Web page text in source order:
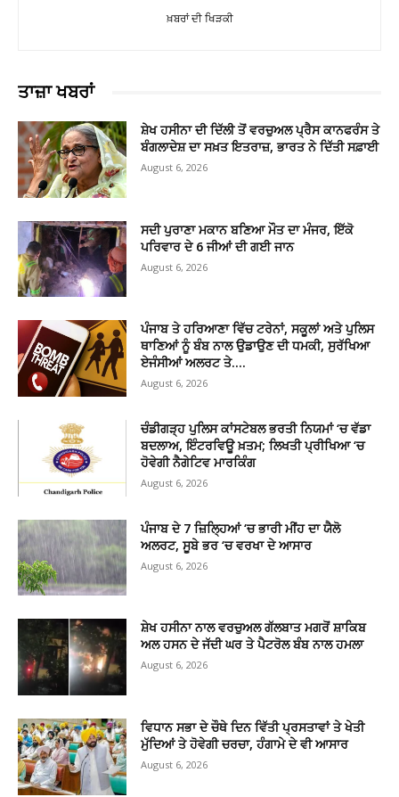
ਖ਼ਬਰਾਂ ਦੀ ਖਿੜਕੀ
ਤਾਜ਼ਾ ਖਬਰਾਂ
ਸ਼ੇਖ ਹਸੀਨਾ ਦੀ ਦਿੱਲੀ ਤੋਂ ਵਰਚੁਅਲ ਪ੍ਰੈਸ ਕਾਨਫਰੰਸ ਤੇ
ਬੰਗਲਾਦੇਸ਼ ਦਾ ਸਖ਼ਤ ਇਤਰਾਜ਼, ਭਾਰਤ ਨੇ ਦਿੱਤੀ ਸਫ਼ਾਈ
August 6, 2026
ਸਦੀ ਪੁਰਾਣਾ ਮਕਾਨ ਬਣਿਆ ਮੌਤ ਦਾ ਮੰਜਰ, ਇੱਕੋ
ਪਰਿਵਾਰ ਦੇ 6 ਜੀਆਂ ਦੀ ਗਈ ਜਾਨ
August 6, 2026
ਪੰਜਾਬ ਤੇ ਹਰਿਆਣਾ ਵਿੱਚ ਟਰੇਨਾਂ, ਸਕੂਲਾਂ ਅਤੇ ਪੁਲਿਸ
ਥਾਣਿਆਂ ਨੂੰ ਬੰਬ ਨਾਲ ਉਡਾਉਣ ਦੀ ਧਮਕੀ, ਸੁਰੱਖਿਆ
ਏਜੰਸੀਆਂ ਅਲਰਟ ਤੇ….
August 6, 2026
ਚੰਡੀਗੜ੍ਹ ਪੁਲਿਸ ਕਾਂਸਟੇਬਲ ਭਰਤੀ ਨਿਯਮਾਂ ‘ਚ ਵੱਡਾ
ਬਦਲਾਅ, ਇੰਟਰਵਿਊ ਖ਼ਤਮ; ਲਿਖਤੀ ਪ੍ਰੀਖਿਆ ‘ਚ
ਹੋਵੇਗੀ ਨੈਗੇਟਿਵ ਮਾਰਕਿੰਗ
August 6, 2026
ਪੰਜਾਬ ਦੇ 7 ਜ਼ਿਲ੍ਹਿਆਂ ‘ਚ ਭਾਰੀ ਮੀਂਹ ਦਾ ਯੈਲੋ
ਅਲਰਟ, ਸੂਬੇ ਭਰ ‘ਚ ਵਰਖਾ ਦੇ ਆਸਾਰ
August 6, 2026
ਸ਼ੇਖ ਹਸੀਨਾ ਨਾਲ ਵਰਚੁਅਲ ਗੱਲਬਾਤ ਮਗਰੋਂ ਸ਼ਾਕਿਬ
ਅਲ ਹਸਨ ਦੇ ਜੱਦੀ ਘਰ ਤੇ ਪੈਟਰੋਲ ਬੰਬ ਨਾਲ ਹਮਲਾ
August 6, 2026
ਵਿਧਾਨ ਸਭਾ ਦੇ ਚੌਥੇ ਦਿਨ ਵਿੱਤੀ ਪ੍ਰਸਤਾਵਾਂ ਤੇ ਖੇਤੀ
ਮੁੱਦਿਆਂ ਤੇ ਹੋਵੇਗੀ ਚਰਚਾ, ਹੰਗਾਮੇ ਦੇ ਵੀ ਆਸਾਰ
August 6, 2026